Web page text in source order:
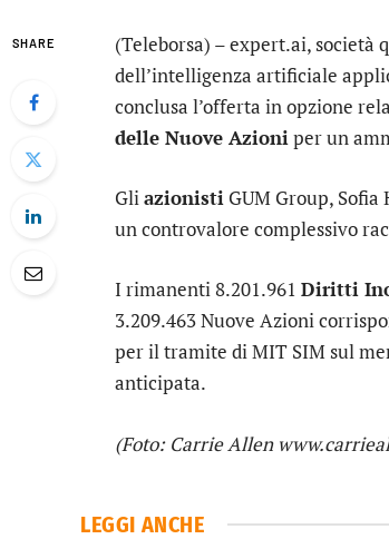
SHARE (Teleborsa) –expert.ai, società
dell’intelligenza artificiale
conclusa l’offerta in opzione
delle Nuove Azioniper un
Gliazionisti GUM Group,
un controvalore complessivo
I rimanenti 8.201.961 Diritti
3.209.463 Nuove Azioni
per il tramite diMIT SIMsul
anticipata.
(Foto: Carrie Allen
LEGGI ANCHE